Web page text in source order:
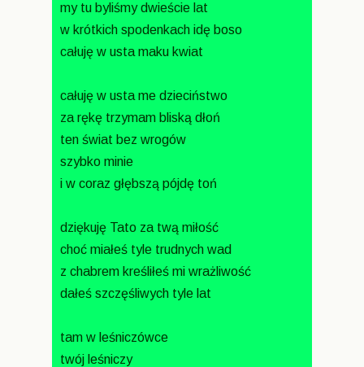
my tu byliśmy dwieście lat
w krótkich spodenkach idę boso
całuję w usta maku kwiat
całuję w usta me dzieciństwo
za rękę trzymam bliską dłoń
ten świat bez wrogów
szybko minie
i w coraz głębszą pójdę toń
dziękuję Tato za twą miłość
choć miałeś tyle trudnych wad
z chabrem kreśliłeś mi wrażliwość
dałeś szczęśliwych tyle lat
tam w leśniczówce
twój leśniczy